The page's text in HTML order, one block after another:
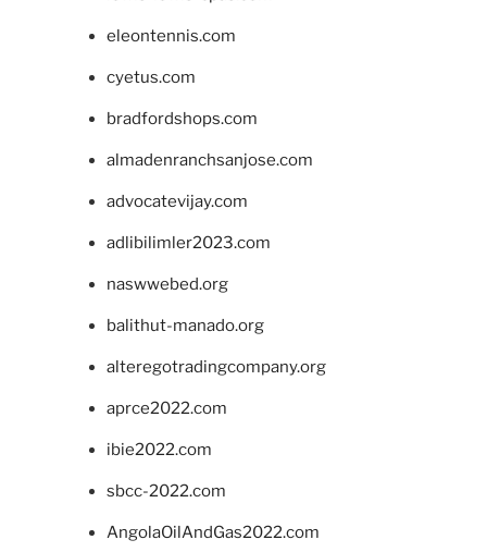
eleontennis.com
cyetus.com
bradfordshops.com
almadenranchsanjose.com
advocatevijay.com
adlibilimler2023.com
naswwebed.org
balithut-manado.org
alteregotradingcompany.org
aprce2022.com
ibie2022.com
sbcc-2022.com
AngolaOilAndGas2022.com